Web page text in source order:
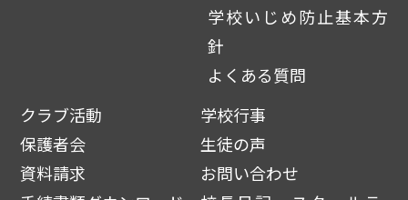
学校いじめ防止基本方
針
よくある質問
クラブ活動
学校行事
保護者会
生徒の声
資料請求
お問い合わせ